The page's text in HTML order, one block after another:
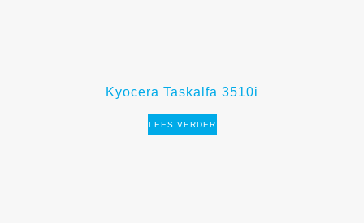
Kyocera Taskalfa 3510i
LEES VERDER